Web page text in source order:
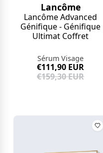
Lancôme
Lancôme Advanced
Génifique - Génifique
Ultimat Coffret
Sérum Visage
€111,90 EUR
€159,30 EUR